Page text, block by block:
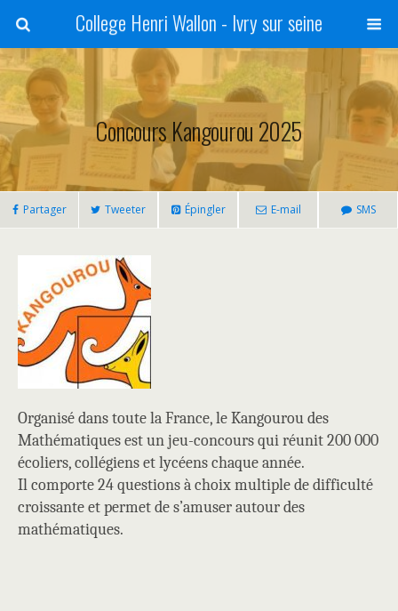
College Henri Wallon - Ivry sur seine
Concours Kangourou 2025
Partager Tweeter Épingler E-mail SMS
Organisé dans toute la France, le Kangourou des
Mathématiques est un jeu-concours qui réunit 200 000
écoliers, collégiens et lycéens chaque année.
Il comporte 24 questions à choix multiple de difficulté
croissante et permet de s’amuser autour des
mathématiques.